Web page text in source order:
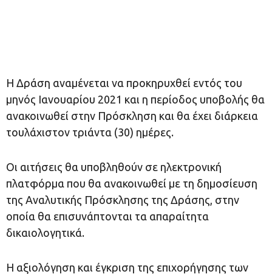
Η Δράση αναμένεται να προκηρυχθεί εντός του
μηνός Ιανουαρίου 2021 και η περίοδος υποβολής θα
ανακοινωθεί στην Πρόσκληση και θα έχει διάρκεια
τουλάχιστον τριάντα (30) ημέρες.
Οι αιτήσεις θα υποβληθούν σε ηλεκτρονική
πλατφόρμα που θα ανακοινωθεί με τη δημοσίευση
της Αναλυτικής Πρόσκλησης της Δράσης, στην
οποία θα επισυνάπτονται τα απαραίτητα
δικαιολογητικά.
Η αξιολόγηση και έγκριση της επιχορήγησης των